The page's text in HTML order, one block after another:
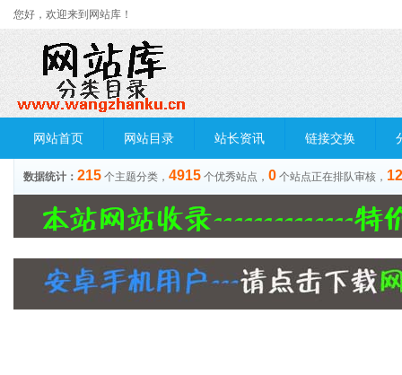
您好，欢迎来到网站库！
网站首页 网站目录 站长资讯 链接交换
数据统计： 215 个主题分类， 4915 个优秀站点， 0 个站点正在排队审核，